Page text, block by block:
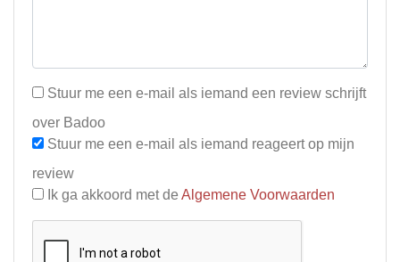
Stuur me een e-mail als iemand een review schrijft
over Badoo
Stuur me een e-mail als iemand reageert op mijn
review
Ik ga akkoord met de Algemene Voorwaarden